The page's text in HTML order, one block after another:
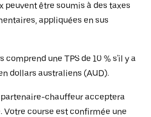
peuvent être soumis à des taxes
appliquées en sus
comprend une TPS de 10 % s'il y a
dollars australiens (AUD).
chauffeur acceptera
Votre course est confirmée une